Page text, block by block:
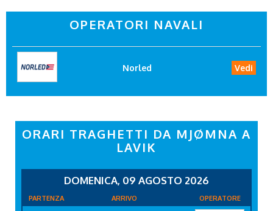
OPERATORI NAVALI
Norled Vedi
ORARI TRAGHETTI DA MJØMNA A
LAVIK
DOMENICA, 09 AGOSTO 2026
PARTENZA ARRIVO OPERATORE